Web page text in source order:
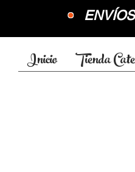
•ENVÍOS
Inicio Tienda